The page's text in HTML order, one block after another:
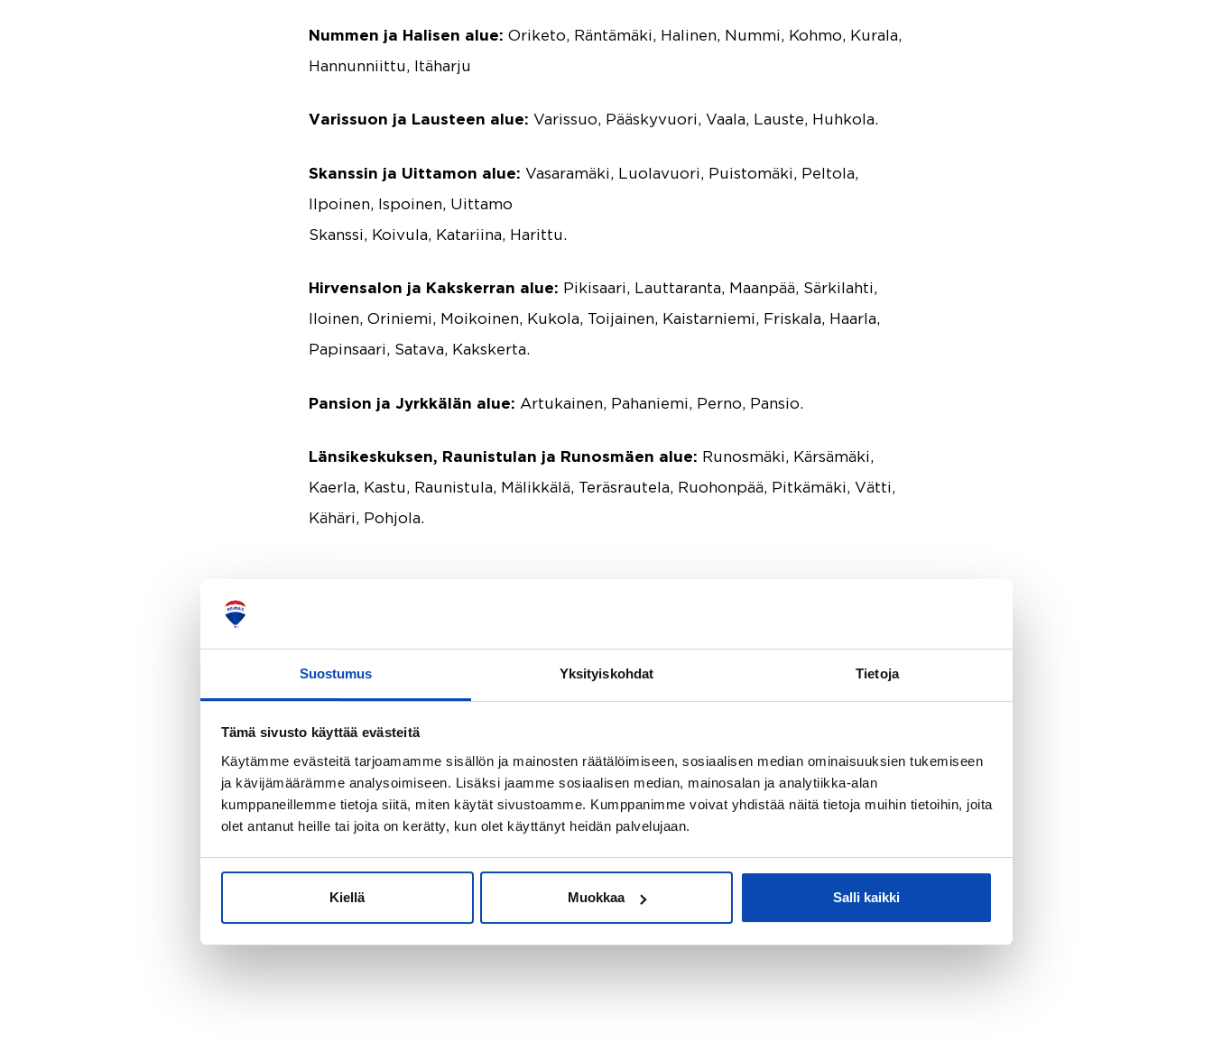
Suostumus Yksityiskohdat Tietoja
Tämä sivusto käyttää evästeitä
Käytämme evästeitä tarjoamamme sisällön ja mainosten räätälöimiseen, sosiaalisen median ominaisuuksien tukemiseen
ja kävijämäärämme analysoimiseen. Lisäksi jaamme sosiaalisen median, mainosalan ja analytiikka-alan
kumppaneillemme tietoja siitä, miten käytät sivustoamme. Kumppanimme voivat yhdistää näitä tietoja muihin tietoihin, joita
olet antanut heille tai joita on kerätty, kun olet käyttänyt heidän palvelujaan.
Kiellä Muokkaa Salli kaikki
Nummen ja Halisen alue: Oriketo, Räntämäki, Halinen, Nummi, Kohmo, Kurala,
Hannunniittu, Itäharju
Varissuon ja Lausteen alue: Varissuo, Pääskyvuori, Vaala, Lauste, Huhkola.
Skanssin ja Uittamon alue: Vasaramäki, Luolavuori, Puistomäki, Peltola,
Ilpoinen, Ispoinen, Uittamo
Skanssi, Koivula, Katariina, Harittu.
Hirvensalon ja Kakskerran alue: Pikisaari, Lauttaranta, Maanpää, Särkilahti,
lloinen, Oriniemi, Moikoinen, Kukola, Toijainen, Kaistarniemi, Friskala, Haarla,
Papinsaari, Satava, Kakskerta.
Pansion ja Jyrkkälän alue: Artukainen, Pahaniemi, Perno, Pansio.
Länsikeskuksen, Raunistulan ja Runosmäen alue: Runosmäki, Kärsämäki,
Kaerla, Kastu, Raunistula, Mälikkälä, Teräsrautela, Ruohonpää, Pitkämäki, Vätti,
Kähäri, Pohjola.
Ota siis ensimmäinen askel kohti onnistuneita asuntokauppoja ja tilaa
LUE LISÄÄ